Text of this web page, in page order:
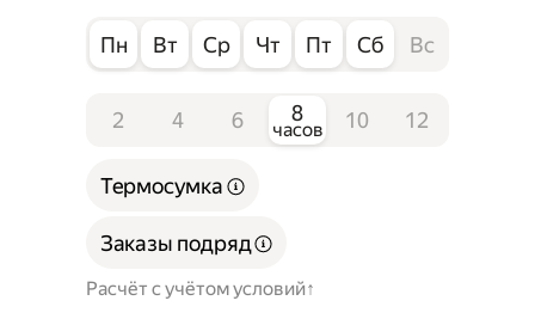
Пн Вт Ср Чт Пт Сб Вс
2 4 6 8
часов 10 12
Расчёт с учётом условий
Термосумка
Заказы подряд